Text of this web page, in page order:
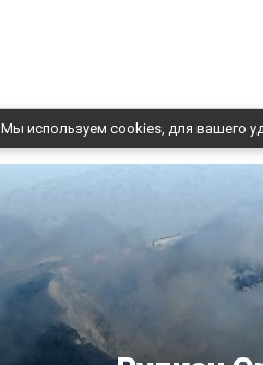
Мы используем cookies, для вашего